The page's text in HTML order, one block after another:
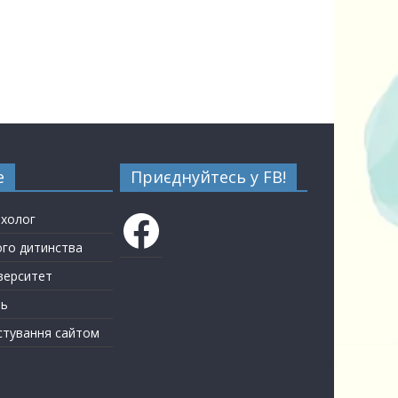
дитинства
сайтом
Приєднуйтесь у FB!
Facebook